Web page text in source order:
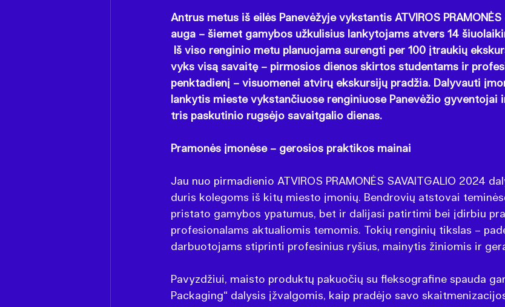
Antrus metus iš eilės Panevėžyje vykstantis ATVIROS PRAMONĖS
auga – šiemet gamybos užkulisius lankytojams atvers 14
Iš viso renginio metu planuojama surengti per 100 įtraukių
vyks visą savaitę – pirmosios dienos skirtos studentams ir
penktadienį – visuomenei atvirų ekskursijų pradžia. Dalyvauti
lankytis mieste vykstančiuose renginiuose Panevėžio gyventojai
tris paskutinio rugsėjo savaitgalio dienas.
Pramonės įmonėse – gerosios praktikos mainai
Jau nuo pirmadienio ATVIROS PRAMONĖS SAVAITGALIO 2024
duris kolegoms iš kitų miesto įmonių. Bendrovių atstovai
pristato gamybos ypatumus, bet ir dalijasi patirtimi bei įdirbiu
profesionalams aktualiomis temomis. Tokių renginių tikslas –
darbuotojams stiprinti profesinius ryšius, mainytis žiniomis ir
Pavyzdžiui, maisto produktų pakuočių su fleksografine spauda
Packaging“ dalysis įžvalgomis, kaip pradėjo savo